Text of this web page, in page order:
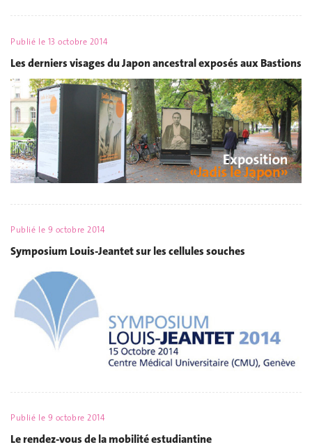
Publié le 13 octobre 2014
Les derniers visages du Japon ancestral exposés aux Bastions
Publié le 9 octobre 2014
Symposium Louis-Jeantet sur les cellules souches
Publié le 9 octobre 2014
Le rendez-vous de la mobilité estudiantine